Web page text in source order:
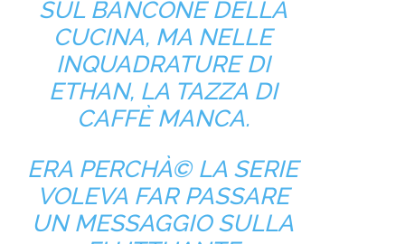
SUL BANCONE DELLA
CUCINA, MA NELLE
INQUADRATURE DI
ETHAN, LA TAZZA DI
CAFFÈ MANCA.
ERA PERCHÀ© LA SERIE
VOLEVA FAR PASSARE
UN MESSAGGIO SULLA